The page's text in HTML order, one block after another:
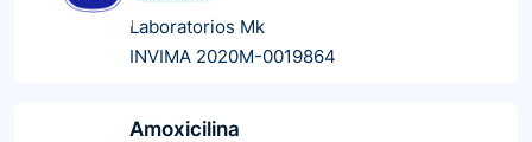
Laboratorios Mk
INVIMA 2020M-0019864
Amoxicilina